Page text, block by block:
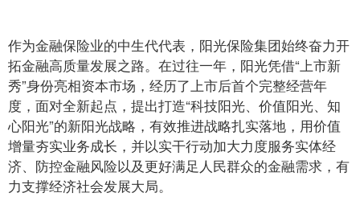
作为金融保险业的中生代代表，阳光保险集团始终奋力开
拓金融高质量发展之路。在过往一年，阳光凭借“上市新
秀”身份亮相资本市场，经历了上市后首个完整经营年
度，面对全新起点，提出打造“科技阳光、价值阳光、知
心阳光”的新阳光战略，有效推进战略扎实落地，用价值
增量夯实业务成长，并以实干行动加大力度服务实体经
济、防控金融风险以及更好满足人民群众的金融需求，有
力支撑经济社会发展大局。